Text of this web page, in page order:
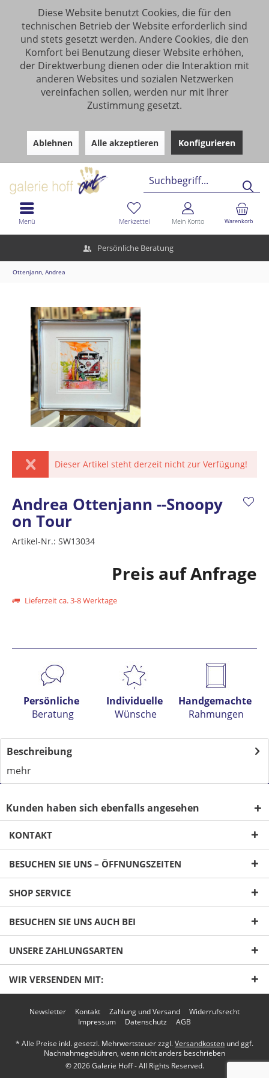
Diese Website benutzt Cookies, die für den
technischen Betrieb der Website erforderlich sind
und stets gesetzt werden. Andere Cookies, die den
Komfort bei Benutzung dieser Website erhöhen,
der Direktwerbung dienen oder die Interaktion mit
anderen Websites und sozialen Netzwerken
vereinfachen sollen, werden nur mit Ihrer
Zustimmung gesetzt.
Ablehnen Alle akzeptieren Konfigurieren
Persönliche Beratung
Warenkorb
Merkzettel Mein Konto
Menü
Ottenjann, Andrea
Dieser Artikel steht derzeit nicht zur Verfügung!
Andrea Ottenjann --Snoopy
on Tour
Artikel-Nr.: SW13034
Preis auf Anfrage
Lieferzeit ca. 3-8 Werktage
Preis anfragen
Ich habe die
Mit * gekennzeichnete Felder sind Pflichtfelder.
Senden
Persönliche
Beratung
Individuelle
Wünsche
Handgemachte
Rahmungen
Beschreibung
mehr
Kunden haben sich ebenfalls angesehen
KONTAKT
BESUCHEN SIE UNS – ÖFFNUNGSZEITEN
SHOP SERVICE
BESUCHEN SIE UNS AUCH BEI
UNSERE ZAHLUNGSARTEN
WIR VERSENDEN MIT:
Newsletter Kontakt Zahlung und Versand
Widerrufsrecht
Impressum
Datenschutz AGB
* Alle Preise inkl. gesetzl. Mehrwertsteuer zzgl.Versandkosten und ggf.
Nachnahmegebühren, wenn nicht anders beschrieben
© 2026 Galerie Hoff - All Rights Reserved.